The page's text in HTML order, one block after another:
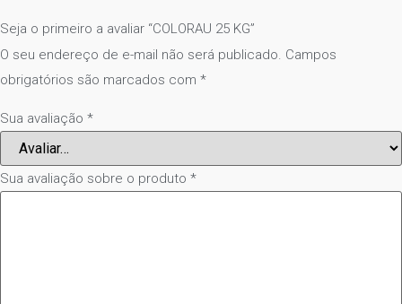
Seja o primeiro a avaliar “COLORAU 25 KG”
O seu endereço de e-mail não será publicado. Campos
obrigatórios são marcados com *
Sua avaliação *
Sua avaliação sobre o produto *